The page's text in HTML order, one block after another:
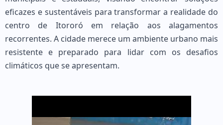
eficazes e sustentáveis para transformar a realidade do
centro de Itororó em relação aos alagamentos
recorrentes. A cidade merece um ambiente urbano mais
resistente e preparado para lidar com os desafios
climáticos que se apresentam.